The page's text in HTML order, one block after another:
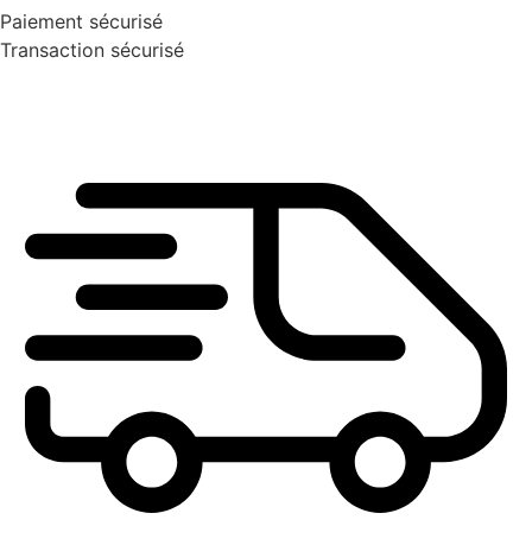
Paiement sécurisé
Transaction sécurisé